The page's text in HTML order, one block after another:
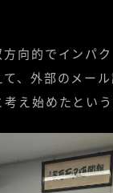
向的でインパ
、外部のメー
え始めたという